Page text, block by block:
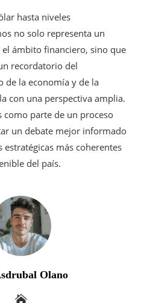
hasta niveles
no solo representa un
ámbito financiero, sino que
recordatorio del
de la economía y de la
con una perspectiva amplia.
como parte de un proceso
un debate mejor informado
estratégicas más coherentes
del país.
Olano